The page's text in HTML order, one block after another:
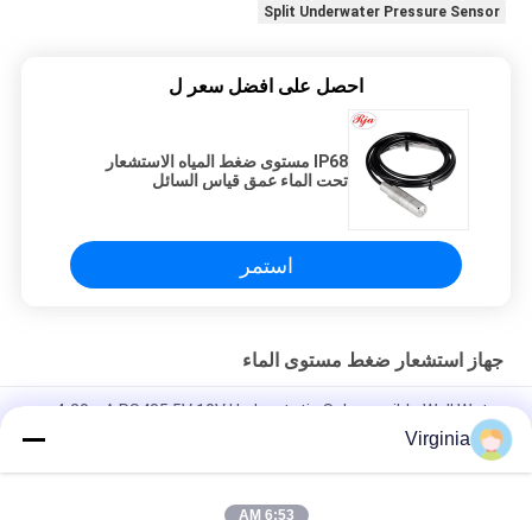
Split Underwater Pressure Sensor
احصل على افضل سعر ل
IP68 مستوى ضغط المياه الاستشعار
تحت الماء عمق قياس السائل
استمر
جهاز استشعار ضغط مستوى الماء
4-20mA RS485 5V 10V Hydrostatic Submersible Well Water
Level Sensor Transmitter Transducer
0 400m Submersible Hydrostatic Level Transmitter Sensor
Virginia
6:53 AM